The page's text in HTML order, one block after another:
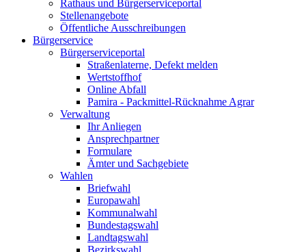
Rathaus und Bürgerserviceportal
Stellenangebote
Öffentliche Ausschreibungen
Bürgerservice
Bürgerserviceportal
Straßenlaterne, Defekt melden
Wertstoffhof
Online Abfall
Pamira - Packmittel-Rücknahme Agrar
Verwaltung
Ihr Anliegen
Ansprechpartner
Formulare
Ämter und Sachgebiete
Wahlen
Briefwahl
Europawahl
Kommunalwahl
Bundestagswahl
Landtagswahl
Bezirkswahl